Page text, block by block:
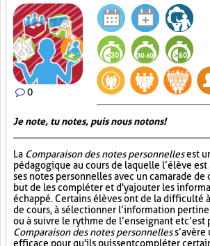
0
Je note, tu notes, puis nous notons!
La Comparaison des notes personnellesest
pédagogique au cours de laquelle l’élève
ses notes personnelles avec un camarade de
but de les compléter et d'y ajouter les
échappé. Certains élèves ont de la difficulté
de cours, à sélectionner l’information
ou à suivre le rythme de l’enseignant et c’est
Comparaison des notes personnelless’avère
efficace pour qu'ils puissent compléter